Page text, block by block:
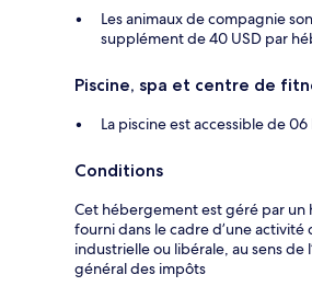
Les animaux de compagnie
supplément de 40 USD par
Piscine, spa et centre de
La piscine est accessible de
Conditions
Cet hébergement est géré par un
fourni dans le cadre d’une activité
industrielle ou libérale, au sens de
général des impôts